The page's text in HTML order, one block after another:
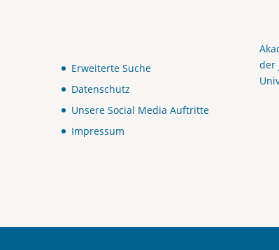
Erweiterte Suche
Datenschutz
Unsere Social Media Auftritte
Impressum
der